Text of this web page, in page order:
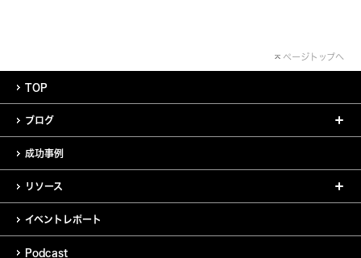
ページトップへ
TOP
ブログ
成功事例
リソース
イベントレポート
Podcast